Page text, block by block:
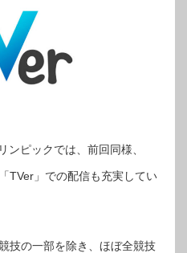
ンピックでは、前回同様、
TVer」での配信も充実してい
技の一部を除き、ほぼ全競技